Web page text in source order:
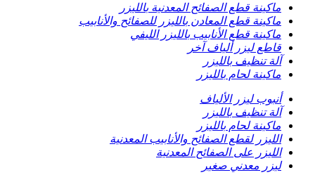
ماكينة قطع الصفائح المعدنية بالليزر
ماكينة قطع المعادن بالليزر للصفائح والأنابيب
ماكينة قطع الأنابيب بالليزر الليفي
قاطع ليزر ألياف آخر
آلة تنظيف بالليزر
ماكينة لحام بالليزر
أنبوب ليزر الألياف
آلة تنظيف بالليزر
ماكينة لحام بالليزر
الليزر لقطع الصفائح والأنابيب المعدنية
الليزر على الصفائح المعدنية
ليزر معدني صغير